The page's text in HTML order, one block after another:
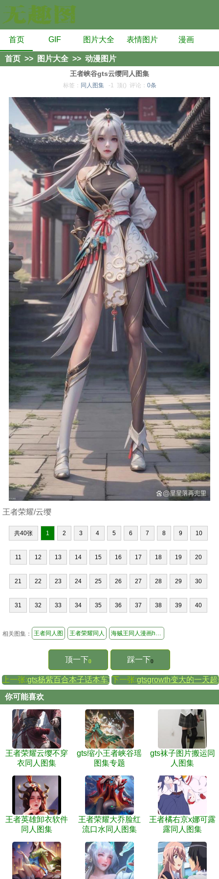
首页 GIF 图片大全 表情图片 漫画
首页 >> 图片大全 >> 动漫图片
王者峡谷gts云缨同人图集
标签： 同人图集 -1 顶() 评论： 0条
王者荣耀/云缨
共40张 1 2 3 4 5 6 7 8 9 10
11 12 13 14 15 16 17 18 19 20
21 22 23 24 25 26 27 28 29 30
31 32 33 34 35 36 37 38 39 40
相关图集： 王者同人图 王者荣耀同人 海贼王同人漫画h合集
顶一下() 踩一下()
上一张:gts杨紫百合本子话本车文下一张:gtsgrowth变大的一天
你可能喜欢
王者荣耀云缨不穿
衣同人图集
gts缩小王者峡谷瑶
图集专题
gts袜子图片搬运同
人图集
王者英雄卸衣软件
同人图集
王者荣耀大乔脸红
流口水同人图集
王者橘右京x娜可露
露同人图集